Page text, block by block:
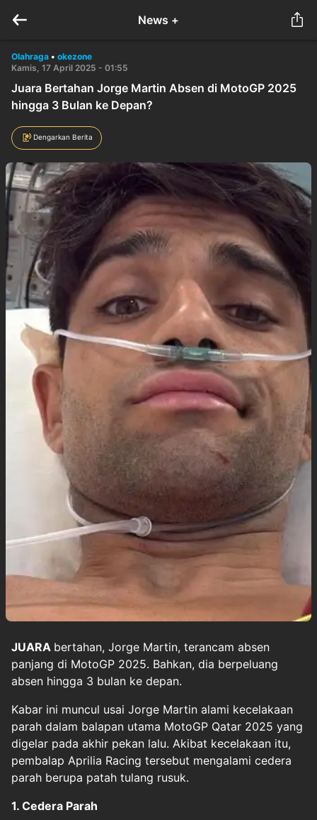
News +
Olahraga • okezone
Kamis, 17 April 2025 - 01:55
Juara Bertahan Jorge Martin Absen di MotoGP 2025
hingga 3 Bulan ke Depan?
Dengarkan Berita
JUARA bertahan, Jorge Martin, terancam absen
panjang di MotoGP 2025. Bahkan, dia berpeluang
absen hingga 3 bulan ke depan.
Kabar ini muncul usai Jorge Martin alami kecelakaan
parah dalam balapan utama MotoGP Qatar 2025 yang
digelar pada akhir pekan lalu. Akibat kecelakaan itu,
pembalap Aprilia Racing tersebut mengalami cedera
parah berupa patah tulang rusuk.
1. Cedera Parah